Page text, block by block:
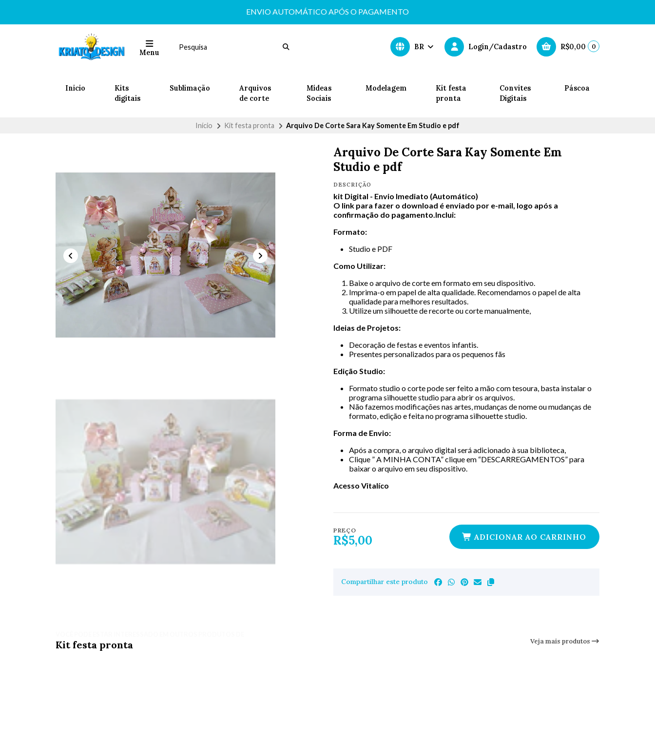
ENVIO AUTOMÁTICO APÓS O PAGAMENTO
Menu
BR Login/Cadastro R$0,00 0
Inicio
Kits
digitais
Sublimação
Arquivos
de corte
Mídeas
Sociais
Modelagem
Kit festa
pronta
Convites
Digitais
Páscoa
Início Kit festa pronta Arquivo De Corte Sara Kay Somente Em Studio e pdf
Arquivo De Corte Sara Kay Somente Em
Studio e pdf
DESCRIÇÃO
kit Digital - Envio Imediato (Automático)
O link para fazer o download é enviado por e-mail, logo após a
confirmação do pagamento.Inclui:
Formato:
Studio e PDF
Como Utilizar:
Baixe o arquivo de corte em formato em seu dispositivo.
Imprima-o em papel de alta qualidade. Recomendamos o papel de alta
qualidade para melhores resultados.
Utilize um silhouette de recorte ou corte manualmente,
Ideias de Projetos:
Decoração de festas e eventos infantis.
Presentes personalizados para os pequenos fãs
Edição Studio:
Formato studio o corte pode ser feito a mão com tesoura, basta instalar o
programa silhouette studio para abrir os arquivos.
Não fazemos modificações nas artes, mudanças de nome ou mudanças de
formato, edição e feita no programa silhouette studio.
Forma de Envio:
Após a compra, o arquivo digital será adicionado à sua biblioteca,
Clique ” A MINHA CONTA” clique em “DESCARREGAMENTOS” para
baixar o arquivo em seu dispositivo.
Acesso Vitalíco
PREÇO
R$5,00 ADICIONAR AO CARRINHO
Compartilhar este produto
Kit festa pronta Veja mais produtos